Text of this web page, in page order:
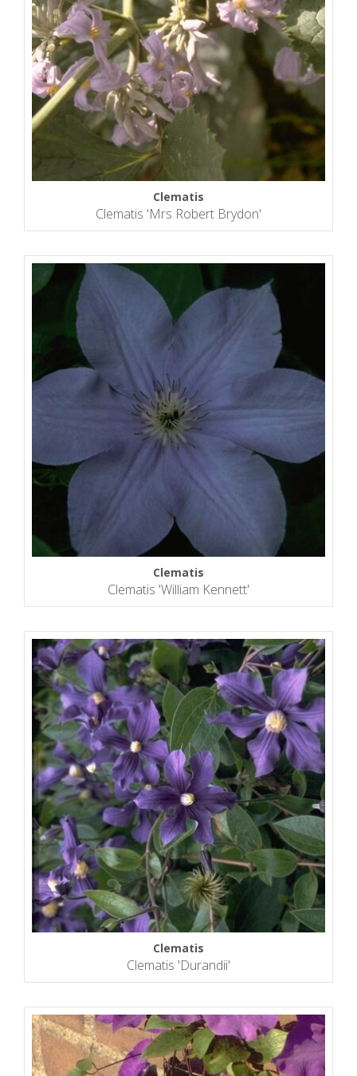
Clematis
Clematis 'Mrs Robert Brydon'
Clematis
Clematis 'William Kennett'
Clematis
Clematis 'Durandii'